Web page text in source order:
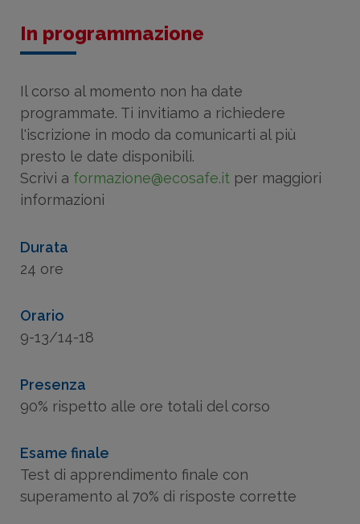
In programmazione
Il corso al momento non ha date
programmate. Ti invitiamo a richiedere
l'iscrizione in modo da comunicarti al più
presto le date disponibili.
Scrivi a formazione@ecosafe.it per maggiori
informazioni
Durata
24 ore
Orario
9-13/14-18
Presenza
90% rispetto alle ore totali del corso
Esame finale
Test di apprendimento finale con
superamento al 70% di risposte corrette